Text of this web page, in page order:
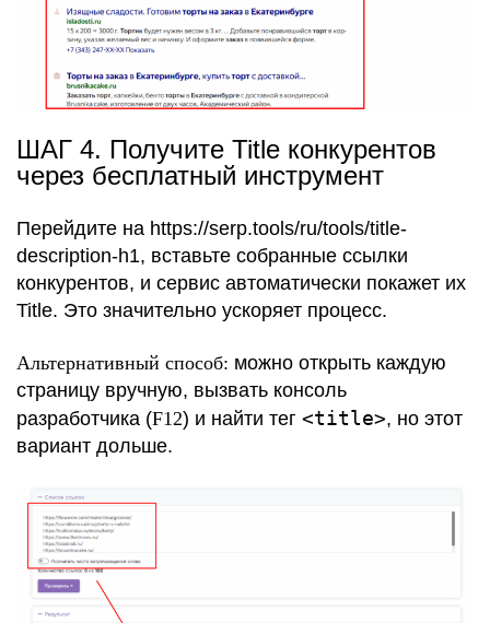
ШАГ 4. Получите Title конкурентов
через бесплатный инструмент
Перейдите на https://serp.tools/ru/tools/title-
description-h1, вставьте собранные ссылки
конкурентов, и сервис автоматически покажет их
Title. Это значительно ускоряет процесс.
Альтернативный способ: можно открыть каждую
страницу вручную, вызвать консоль
разработчика (F12) и найти тег <title>, но этот
вариант дольше.